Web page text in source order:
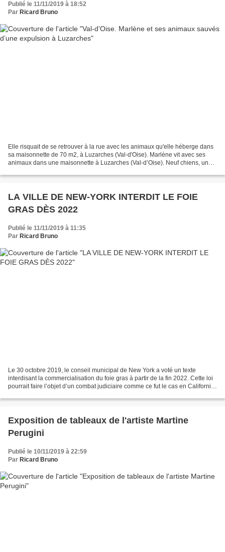
Publié le 11/11/2019 à 18:52
Par Ricard Bruno
Elle risquait de se retrouver à la rue avec les animaux qu'elle héberge dans
sa maisonnette de 70 m2, à Luzarches (Val-d'Oise). Marlène vit avec ses
animaux dans une maisonnette à Luzarches (Val-d’Oise). Neuf chiens, une
LA VILLE DE NEW-YORK INTERDIT LE FOIE
GRAS DÈS 2022
Publié le 11/11/2019 à 11:35
Par Ricard Bruno
Le 30 octobre 2019, le conseil municipal de New York a voté un texte
interdisant la commercialisation du foie gras à partir de la fin 2022. Cette loi
pourrait faire l’objet d’un combat judiciaire comme ce fut le cas en Californie,
Exposition de tableaux de l'artiste Martine
Perugini
Publié le 10/11/2019 à 22:59
Par Ricard Bruno